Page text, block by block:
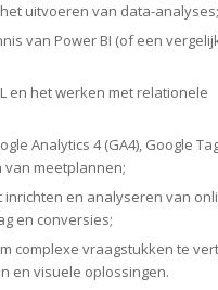
uitvoeren van data-analyses;
van Power BI (of een
en het werken met relationele
Analytics 4 (GA4), Google
van meetplannen;
inrichten en analyseren van
en conversies;
complexe vraagstukken te
en visuele oplossingen.